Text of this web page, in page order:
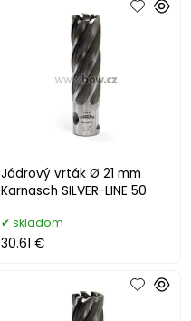
Jádrový vrták Ø 21 mm
Karnasch SILVER-LINE 50
skladom
30.61 €